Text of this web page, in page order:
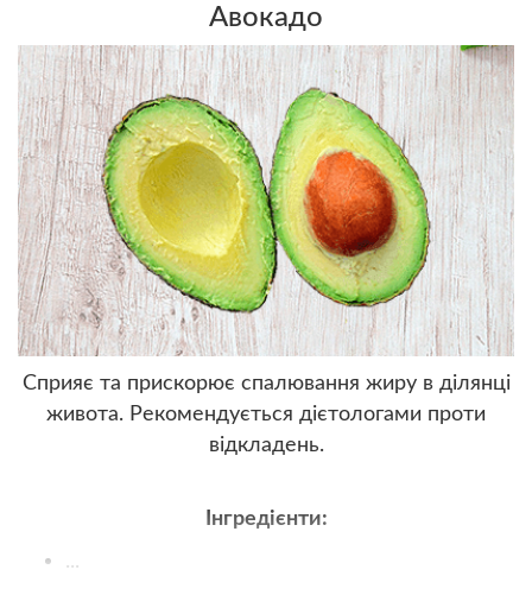
Авокадо
Сприяє та прискорює спалювання жиру в ділянці
живота. Рекомендується дієтологами проти
відкладень.
Інгредієнти:
...